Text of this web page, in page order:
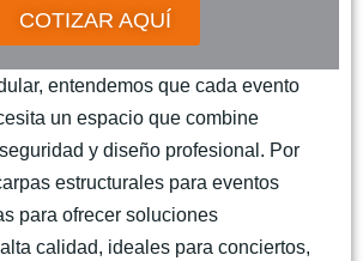
COTIZAR AQUÍ
entendemos que cada evento
un espacio que combine
y diseño profesional . Por
estructurales para eventos
para ofrecer soluciones
calidad, ideales para conciertos,